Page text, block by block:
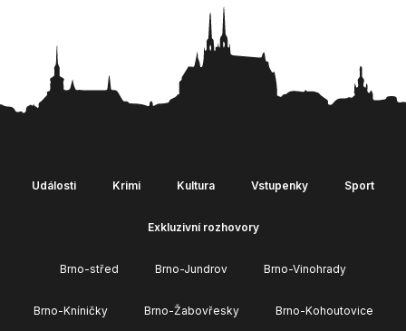
Události Krimi Kultura Vstupenky Sport
Exkluzivní rozhovory
Brno-střed Brno-Jundrov Brno-Vinohrady
Brno-Kníničky Brno-Žabovřesky Brno-Kohoutovice